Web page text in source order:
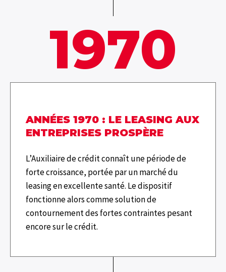
1970
ANNÉES 1970 : LE LEASING AUX
ENTREPRISES PROSPÈRE
L’Auxiliaire de crédit connaît une période de
forte croissance, portée par un marché du
leasingen excellente santé. Le dispositif
fonctionne alors comme solution de
contournement des fortes contraintes pesant
encore sur le crédit.